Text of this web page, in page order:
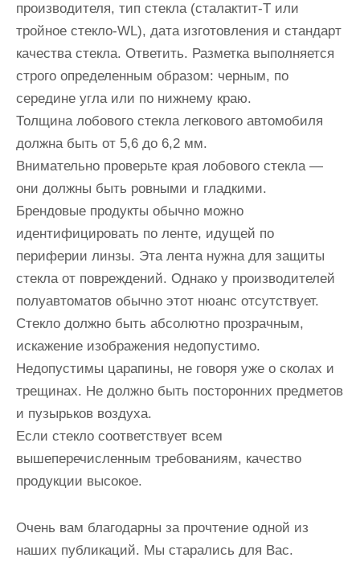
производителя, тип стекла (сталактит-Т или
тройное стекло-WL), дата изготовления и стандарт
качества стекла. Ответить. Разметка выполняется
строго определенным образом: черным, по
середине угла или по нижнему краю.
Толщина лобового стекла легкового автомобиля
должна быть от 5,6 до 6,2 мм.
Внимательно проверьте края лобового стекла —
они должны быть ровными и гладкими.
Брендовые продукты обычно можно
идентифицировать по ленте, идущей по
периферии линзы. Эта лента нужна для защиты
стекла от повреждений. Однако у производителей
полуавтоматов обычно этот нюанс отсутствует.
Стекло должно быть абсолютно прозрачным,
искажение изображения недопустимо.
Недопустимы царапины, не говоря уже о сколах и
трещинах. Не должно быть посторонних предметов
и пузырьков воздуха.
Если стекло соответствует всем
вышеперечисленным требованиям, качество
продукции высокое.
Очень вам благодарны за прочтение одной из
наших публикаций. Мы старались для Вас.